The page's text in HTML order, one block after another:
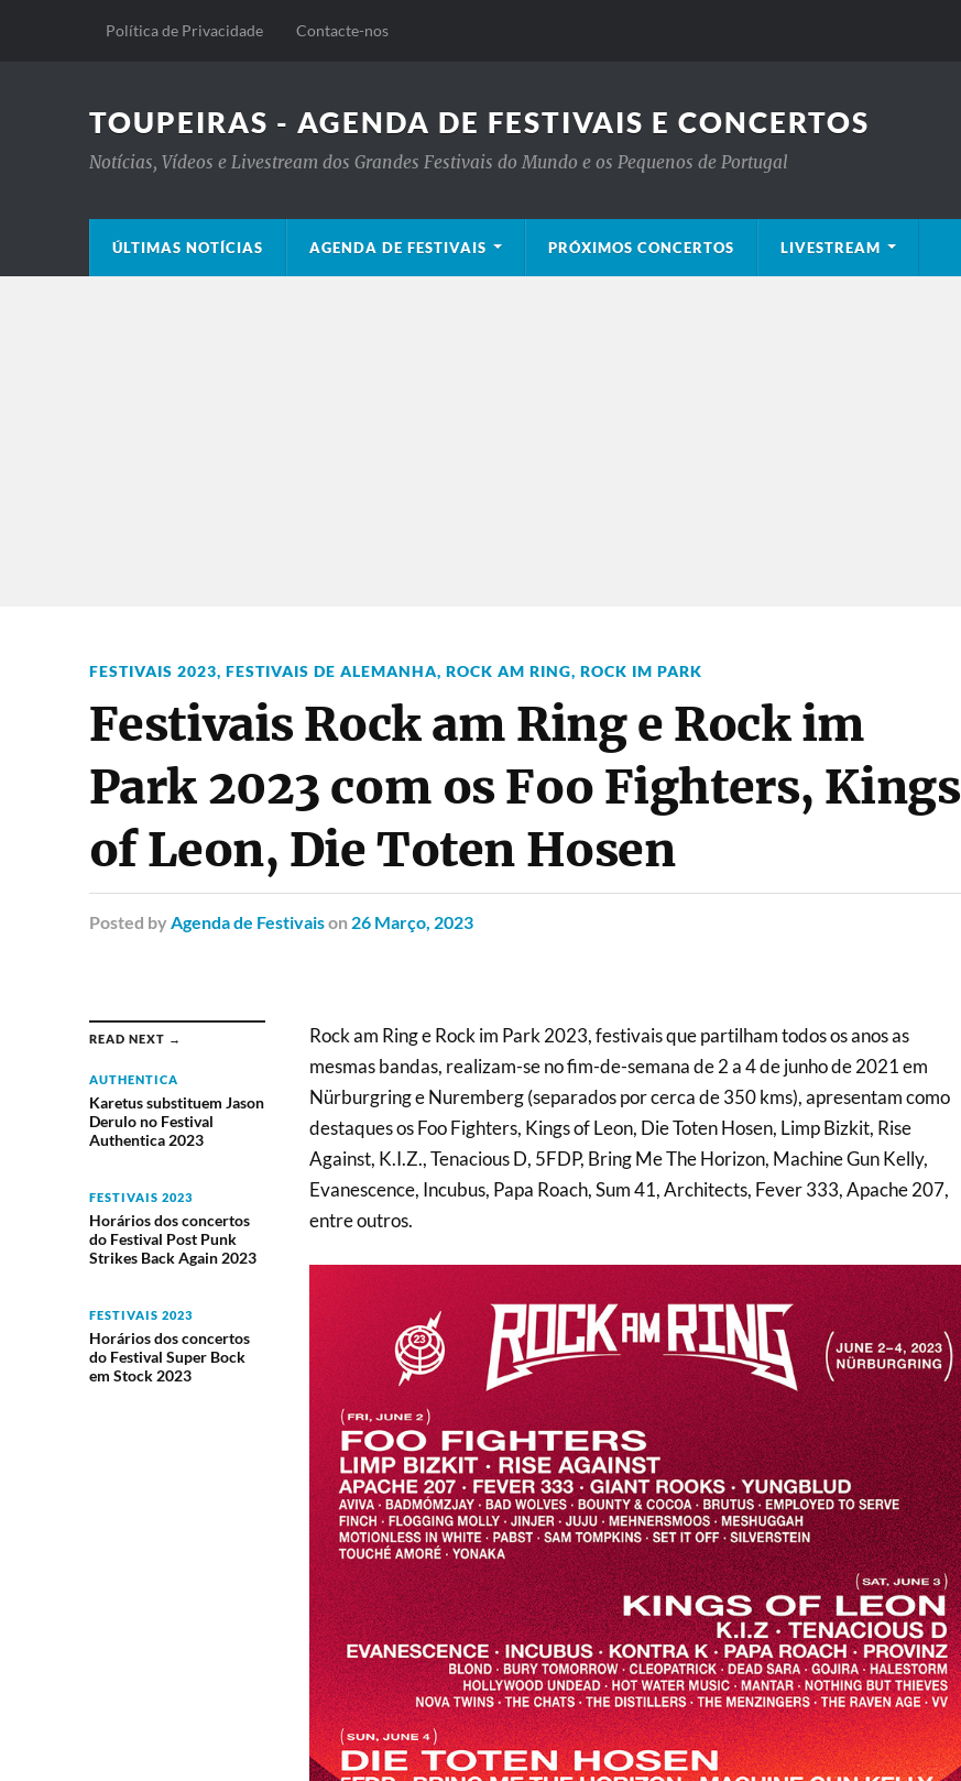
Política de Privacidade Contacte-nos
TOUPEIRAS - AGENDA DE FESTIVAIS E CONCERTOS
Notícias, Vídeos e Livestream dos Grandes Festivais do Mundo e os Pequenos de Portugal
ÚLTIMAS NOTÍCIAS AGENDA DE FESTIVAIS PRÓXIMOS CONCERTOS LIVESTREAM
FESTIVAIS 2023, FESTIVAIS DE ALEMANHA, ROCK AM RING, ROCK IM PARK
Festivais Rock am Ring e Rock im
Park 2023 com os Foo Fighters, Kings
of Leon, Die Toten Hosen
Posted by Agenda de Festivaison 26 Março, 2023
READ NEXT →
AUTHENTICA
Karetus substituem Jason
Derulo no Festival
Authentica 2023
FESTIVAIS 2023
Horários dos concertos
do Festival Post Punk
Strikes Back Again 2023
FESTIVAIS 2023
Horários dos concertos
do Festival Super Bock
em Stock 2023
Rock am Ring e Rock im Park 2023, festivais que partilham todos os anos as
mesmas bandas, realizam-se no fim-de-semana de 2 a 4 de junho de 2021 em
Nürburgring e Nuremberg (separados por cerca de 350 kms), apresentam como
destaques os Foo Fighters, Kings of Leon, Die Toten Hosen, Limp Bizkit, Rise
Against, K.I.Z., Tenacious D, 5FDP, Bring Me The Horizon, Machine Gun Kelly,
Evanescence, Incubus, Papa Roach, Sum 41, Architects, Fever 333, Apache 207,
entre outros.